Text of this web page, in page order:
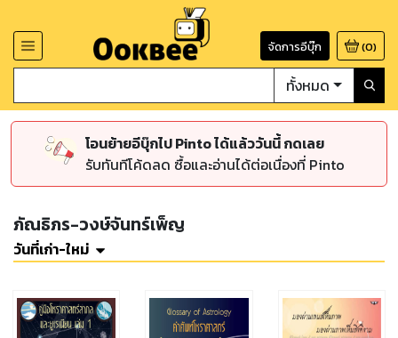
จัดการอีบุ๊ก (0)
ทั้งหมด
โอนย้ายอีบุ๊กไป Pinto ได้แล้ววันนี้ กดเลย
รับทันทีโค้ดลด ซื้อและอ่านได้ต่อเนื่องที่ Pinto
ภัณธิภร-วงษ์จันทร์เพ็ญ
วันที่เก่า-ใหม่